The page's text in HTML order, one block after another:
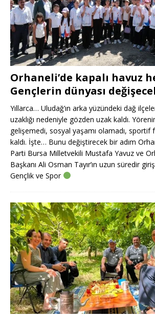
Orhaneli’de kapalı havuz
Gençlerin dünyası
Yıllarca… Uludağ’ın arka yüzündeki dağ
uzaklığı nedeniyle gözden uzak kaldı.
gelişemedi, sosyal yaşamı olamadı, sportif
kaldı. İşte… Bunu değiştirecek bir adım
Parti Bursa Milletvekili Mustafa Yavuz ve
Başkanı Ali Osman Tayır’ın uzun süredir
Gençlik ve Spor